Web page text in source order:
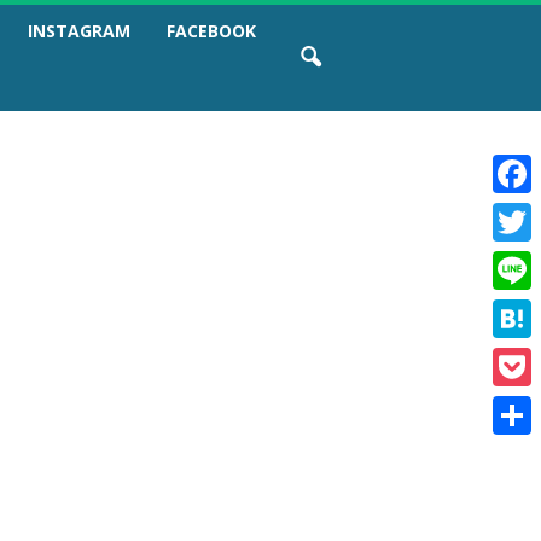
INSTAGRAM FACEBOOK
F
a
c
e
b
o
o
k
T
w
i
t
t
e
r
L
n
e
H
a
t
e
P